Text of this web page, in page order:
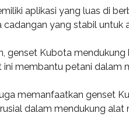
aplikasi yang luas di
cadangan yang stabil untuk
genset Kubota
ini membantu petani dalam
memanfaatkan genset
dalam mendukung alat